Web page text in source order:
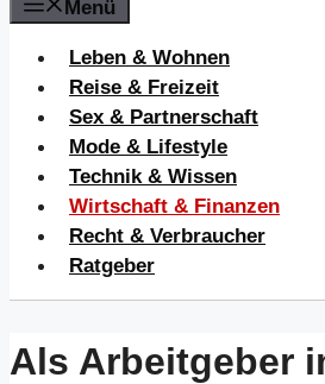
Menü
Leben & Wohnen
Reise & Freizeit
Sex & Partnerschaft
Mode & Lifestyle
Technik & Wissen
Wirtschaft & Finanzen
Recht & Verbraucher
Ratgeber
Als Arbeitgeber